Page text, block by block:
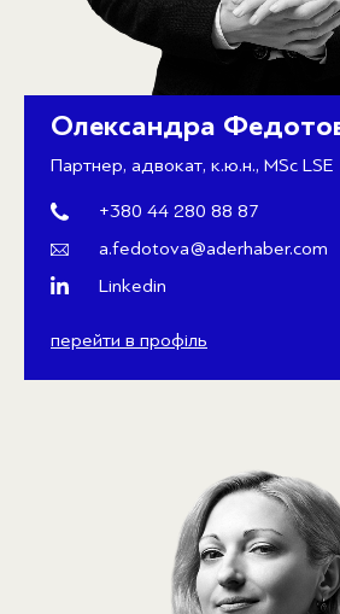
Олександра
Партнер, адвокат, к.ю.н., MSc LSE
+380 44 280 88 87
a.fedotova@aderhaber.com
Linkedin
перейти в профіль